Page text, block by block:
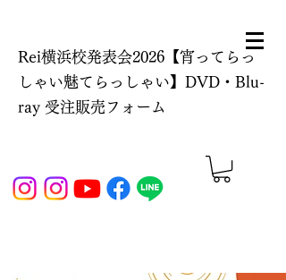
Rei横浜校発表会2026【宵ってらっ
しゃい魅てらっしゃい】DVD・Blu-
ray 受注販売フォーム